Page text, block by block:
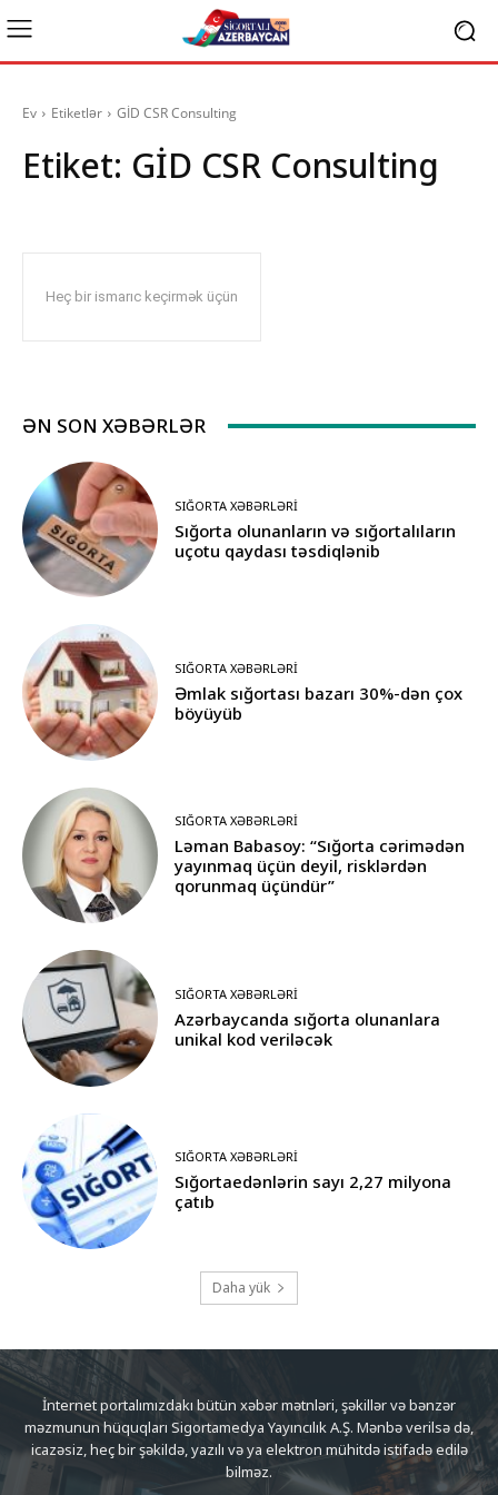
Ev Etiketlər GİD CSR Consulting
Etiket: GİD CSR Consulting
Heç bir ismarıc keçirmək üçün
ƏN SON XƏBƏRLƏR
SIĞORTA XƏBƏRLƏRI
Sığorta olunanların və sığortalıların
uçotu qaydası təsdiqlənib
SIĞORTA XƏBƏRLƏRI
Əmlak sığortası bazarı 30%-dən çox
böyüyüb
SIĞORTA XƏBƏRLƏRI
Ləman Babasoy: “Sığorta cərimədən
yayınmaq üçün deyil, risklərdən
qorunmaq üçündür”
SIĞORTA XƏBƏRLƏRI
Azərbaycanda sığorta olunanlara
unikal kod veriləcək
SIĞORTA XƏBƏRLƏRI
Sığortaedənlərin sayı 2,27 milyona
çatıb
Daha yük
İnternet portalımızdakı bütün xəbər mətnləri, şəkillər və bənzər
məzmunun hüquqları Sigortamedya Yayıncılık A.Ş. Mənbə verilsə də,
icazəsiz, heç bir şəkildə, yazılı və ya elektron mühitdə istifadə edilə
bilməz.